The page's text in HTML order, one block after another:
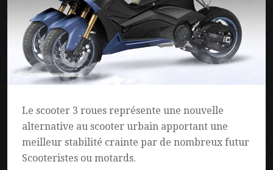
Le scooter 3 roues représente une nouvelle
alternative au scooter urbain apportant une
meilleur stabilité crainte par de nombreux futur
Scooteristes ou motards.